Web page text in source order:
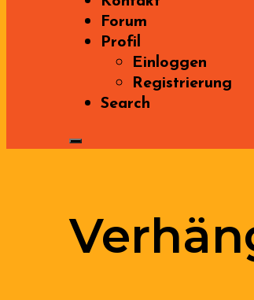
Forum
Profil
Einloggen
Registrierung
Search